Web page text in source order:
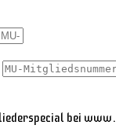
bei